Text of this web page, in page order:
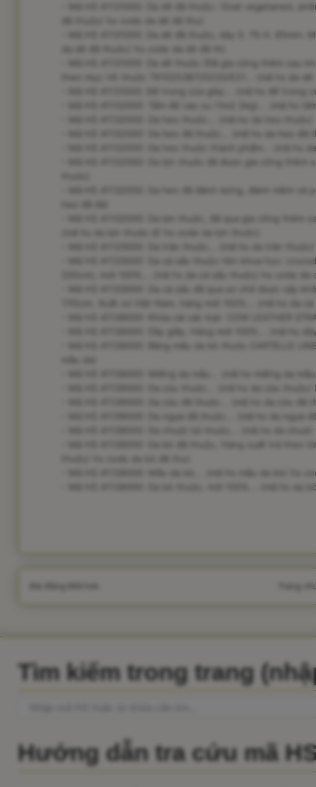
- Mã HS 41131000: Da dê đã thuộc- Goat vegetaned,
- Mã HS 41131000: Da dê đã thuộc, dày 0. 75-0. 85mm.
- Mã HS 41131000: Đế trong của giày... (mã hs đế trong
- Mã HS 41132000: Tấm đế cao su (1m2 2kg)... (mã hs
- Mã HS 41132000: Da heo đã thuộc... (mã hs da heo
- Mã HS 41132000: Da heo thuộc thành phẩm... (mã hs
- Mã HS 41132000: Da lợn thuộc đã được gia công
- Mã HS 41132000: Da heo đã đánh bóng, đánh mềm
- Mã HS 41132000: Da lợn thuộc, đã qua gia công
- Mã HS 41133000: Da cá sấu thuộc-tên khoa học:
200cm), mới 100%... (mã hs da cá sấu thuộc/ hs code da
- Mã HS 41133000: Da cá sấu đã qua sơ chế được sấy
- Mã HS 41139000: Khóa cài các loại- COW LEATHER
- Mã HS 41139000: Dây giầy, Hàng mới 100%... (mã hs
- Mã HS 41139000: Bảng mẫu da bò thuộc CARTELLE
- Mã HS 41139000: Miếng da mẫu... (mã hs miếng da
- Mã HS 41139000: Da cừu thuộc... (mã hs da cừu
- Mã HS 41139000: Da cừu đã thuộc... (mã hs da cừu
- Mã HS 41139000: Da ngựa đã thuộc... (mã hs da ngựa
- Mã HS 41139000: Da bò đã thuộc, Hàng xuất trả theo
- Mã HS 41139000: Mẫu da bò... (mã hs mẫu da bò/ hs
- Mã HS 41139000: Da bò thuộc, mới 100%... (mã hs da
Trang
Tìm kiếm trong trang
Hướng dẫn tra cứu mã